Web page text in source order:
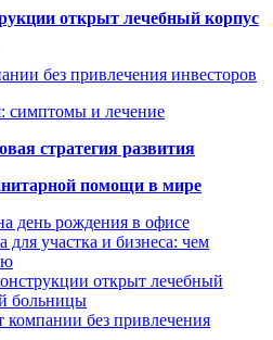
открыт лечебный корпус
без привлечения инвесторов
симптомы и лечение
стратегия развития
помощи в мире
день рождения в офисе
участка и бизнеса: чем
открыт лечебный
больницы
компании без привлечения